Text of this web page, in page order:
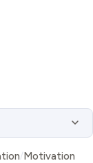
Motivation